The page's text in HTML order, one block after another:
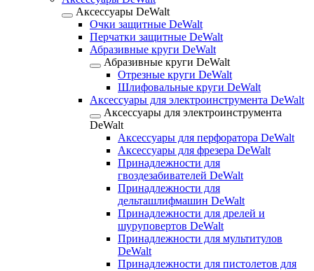
Аксессуары DeWalt
Очки защитные DeWalt
Перчатки защитные DeWalt
Абразивные круги DeWalt
Абразивные круги DeWalt
Отрезные круги DeWalt
Шлифовальные круги DeWalt
Аксессуары для электроинструмента DeWalt
Аксессуары для электроинструмента
DeWalt
Аксессуары для перфоратора DeWalt
Аксессуары для фрезера DeWalt
Принадлежности для
гвоздезабивателей DeWalt
Принадлежности для
дельташлифмашин DeWalt
Принадлежности для дрелей и
шуруповертов DeWalt
Принадлежности для мультитулов
DeWalt
Принадлежности для пистолетов для